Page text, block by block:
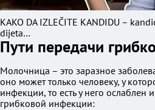
KAKO DA IZLEČITE KANDIDU –
dijeta…
Пути передачи
Молочница – это заразное
оно может только человеку, у
инфекции, то есть у него ослаблен
грибковой инфекции: